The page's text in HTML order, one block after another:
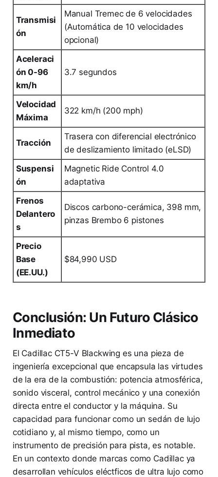
Transmisi
ón
Manual Tremec de 6 velocidades
(Automática de 10 velocidades
opcional)
Aceleraci
ón 0-96
km/h
3.7 segundos
Velocidad
Máxima
322 km/h (200 mph)
Tracción
Trasera con diferencial electrónico
de deslizamiento limitado (eLSD)
Suspensi
ón
Magnetic Ride Control 4.0
adaptativa
Frenos
Delantero
s
Discos carbono-cerámica, 398 mm,
pinzas Brembo 6 pistones
Precio
Base
(EE.UU.)
$84,990 USD
Conclusión: Un Futuro Clásico
Inmediato
El Cadillac CT5-V Blackwing es una pieza de
ingeniería excepcional que encapsula las virtudes
de la era de la combustión: potencia atmosférica,
sonido visceral, control mecánico y una conexión
directa entre el conductor y la máquina. Su
capacidad para funcionar como un sedán de lujo
cotidiano y, al mismo tiempo, como un
instrumento de precisión para pista, es notable.
En un contexto donde marcas como Cadillac ya
desarrollan vehículos eléctficos de ultra lujo como